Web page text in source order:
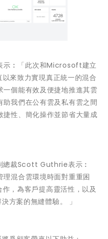
︰「此次和Microsoft建立
來致力實現真正統一的混合
個能有效及便捷地推進其雲
我們在公有雲及私有雲之間
性、簡化操作並節省大量成
裁Scott Guthrie表示︰
理混合雲環境時面對重重困
，為客戶提高靈活性，以及
方案的無縫體驗。 」